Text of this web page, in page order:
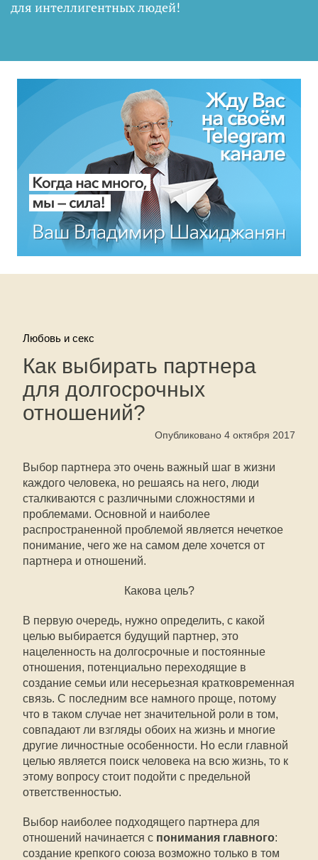
для интеллигентных людей!
Любовь и секс
Как выбирать партнера
для долгосрочных
отношений?
Опубликовано 4 октября 2017
Выбор партнера это очень важный шаг в жизни
каждого человека, но решаясь на него, люди
сталкиваются с различными сложностями и
проблемами. Основной и наиболее
распространенной проблемой является нечеткое
понимание, чего же на самом деле хочется от
партнера и отношений.
Какова цель?
В первую очередь, нужно определить, с какой
целью выбирается будущий партнер, это
нацеленность на долгосрочные и постоянные
отношения, потенциально переходящие в
создание семьи или несерьезная кратковременная
связь. С последним все намного проще, потому
что в таком случае нет значительной роли в том,
совпадают ли взгляды обоих на жизнь и многие
другие личностные особенности. Но если главной
целью является поиск человека на всю жизнь, то к
этому вопросу стоит подойти с предельной
ответственностью.
Выбор наиболее подходящего партнера для
отношений начинается с понимания главного:
создание крепкого союза возможно только в том